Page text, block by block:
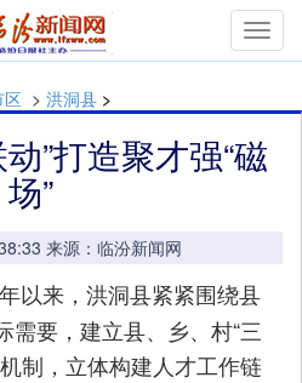
区 > 洪洞县 >
”打造聚才强“磁
场”
来源：临汾新闻网
以来，洪洞县紧紧围绕县
需要，建立县、乡、村“三
制，立体构建人才工作链